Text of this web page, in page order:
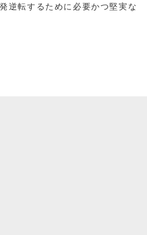
逆転するために必要かつ堅実な